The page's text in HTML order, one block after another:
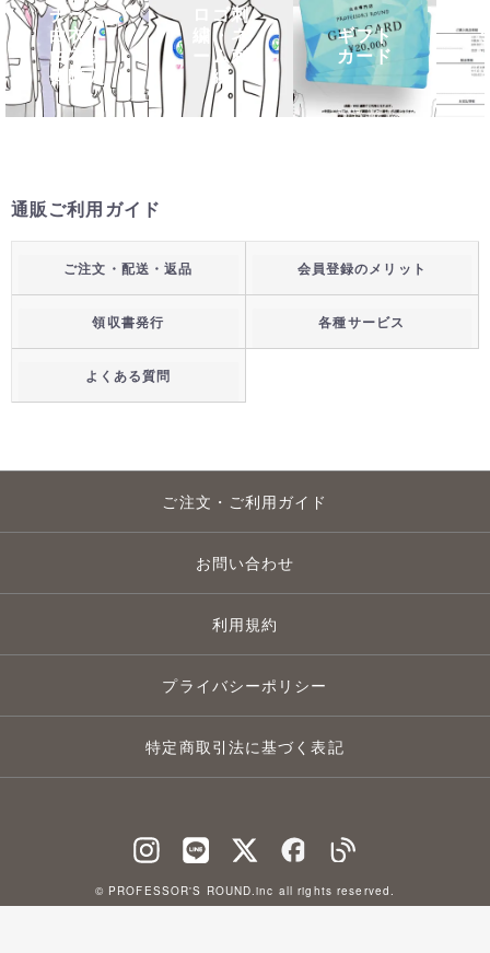
チーム
白衣・
白衣団
体購入
ロゴ刺
繍・ネ
ーム刺
繍
ギフト
カード
通販ご利用ガイド
ご注文・配送・返品 会員登録のメリット
領収書発行 各種サービス
よくある質問
ご注文・ご利用ガイド
お問い合わせ
利用規約
プライバシーポリシー
特定商取引法に基づく表記
© PROFESSOR'S ROUND.inc all rights reserved.